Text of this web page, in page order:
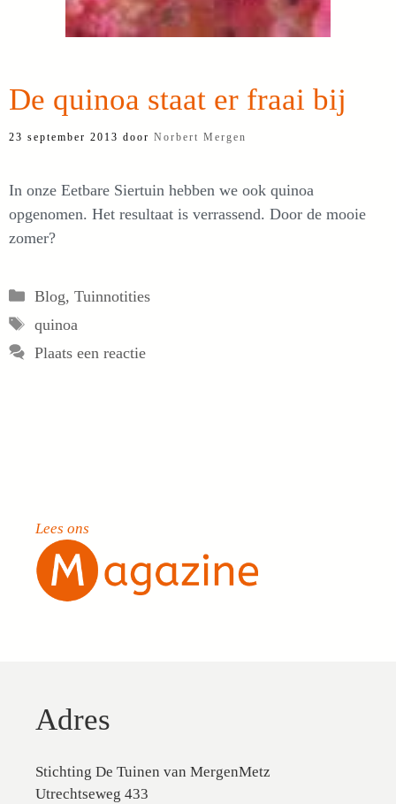
De quinoa staat er fraai bij
23 september 2013 door Norbert Mergen
In onze Eetbare Siertuin hebben we ook quinoa
opgenomen. Het resultaat is verrassend. Door de mooie
zomer?
Categorieën
Blog, Tuinnotities
Tags
quinoa
Plaats een reactie
Lees ons
Adres
Stichting De Tuinen van MergenMetz
Utrechtseweg 433